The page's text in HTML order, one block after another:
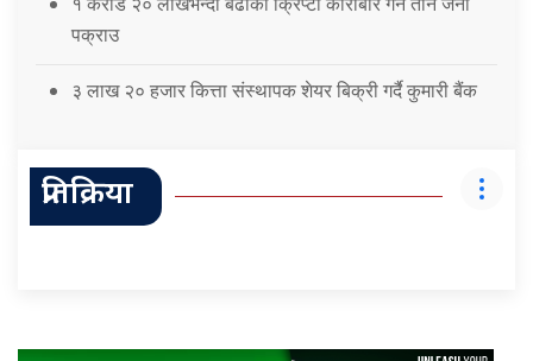
पक्राउ
३ लाख २० हजार कित्ता संस्थापक शेयर बिक्री गर्दै कुमारी बैंक
प्रतिक्रिया